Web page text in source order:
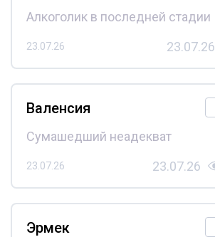
Алкоголик в последней стадии
23.07.26 23.07.26
Валенсия
Сумашедший неадекват
23.07.26 23.07.26
Эрмек